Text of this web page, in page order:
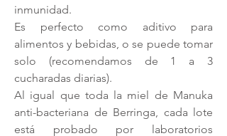
inmunidad.
Es perfecto como aditivo para
alimentos y bebidas, o se puede tomar
solo (recomendamos de 1 a 3
cucharadas diarias).
Al igual que toda la miel de Manuka
anti-bacteriana de Berringa, cada lote
está probado por laboratorios